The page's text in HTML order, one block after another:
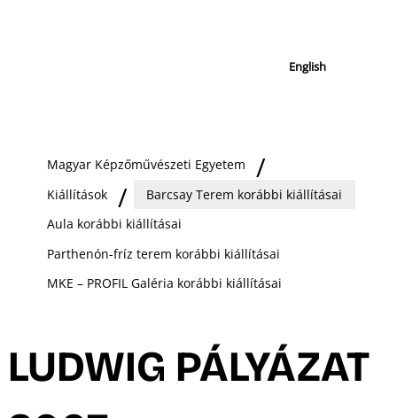
English
Magyar Képzőművészeti Egyetem
Kiállítások
Barcsay Terem korábbi kiállításai
Aula korábbi kiállításai
Parthenón-fríz terem korábbi kiállításai
MKE – PROFIL Galéria korábbi kiállításai
LUDWIG PÁLYÁZAT